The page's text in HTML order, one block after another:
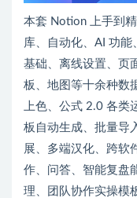
本套 Notion 上手到
库、自动化、AI 功
基础、离线设置、页
板、地图等十余种数
上色、公式 2.0 各类
板自动生成、批量导
展、多端汉化、跨软
作、问答、智能复盘
理、团队协作实操模